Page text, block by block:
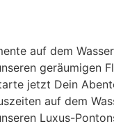
auf dem Wasser
geräumigen
jetzt Dein
auf dem
Luxus-